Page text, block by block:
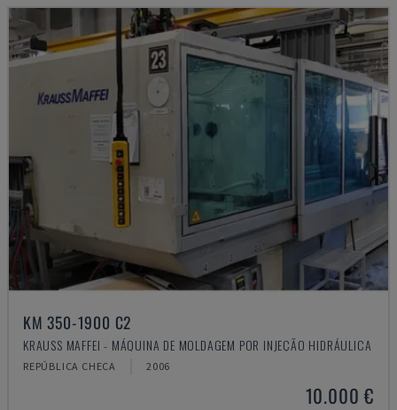
KM 350-1900 C2
KRAUSS MAFFEI - MÁQUINA DE MOLDAGEM POR INJEÇÃO HIDRÁULICA
REPÚBLICA CHECA 2006
10.000 €